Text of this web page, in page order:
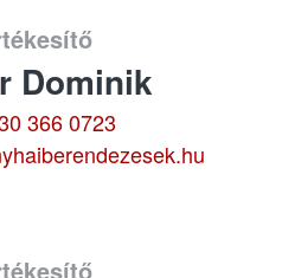
Dominik
366 0723